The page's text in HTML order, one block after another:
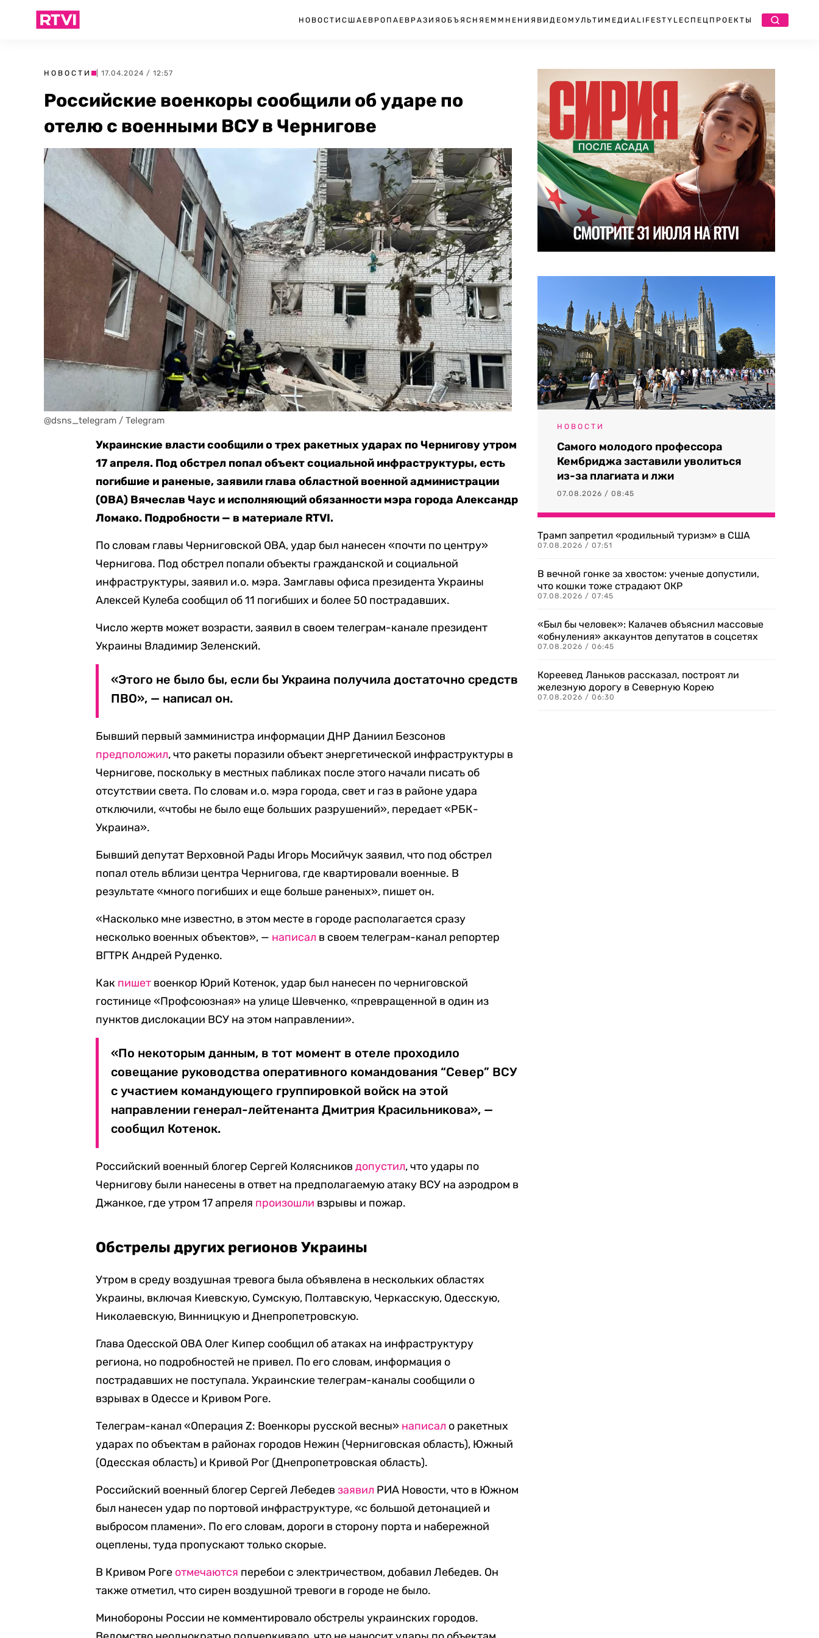
НОВОСТИ США ЕВРОПА ЕВРАЗИЯ ОБЪЯСНЯЕМ МНЕНИЯ ВИДЕО МУЛЬТИМЕДИА LIFESTYLEСПЕЦПРОЕКТЫ
НОВОСТИ | 17.04.2024 / 12:57
Российские военкоры сообщили об ударе по
отелю с военными ВСУ в Чернигове
@dsns_telegram / Telegram
Украинские власти сообщили о трех ракетных ударах по Чернигову утром
17 апреля. Под обстрел попал объект социальной инфраструктуры, есть
погибшие и раненые, заявили глава областной военной администрации
(ОВА) Вячеслав Чаус и исполняющий обязанности мэра города Александр
Ломако. Подробности — в материале RTVI.
По словам главы Черниговской ОВА, удар был нанесен «почти по центру»
Чернигова. Под обстрел попали объекты гражданской и социальной
инфраструктуры, заявил и.о. мэра. Замглавы офиса президента Украины
Алексей Кулеба сообщил об 11 погибших и более 50 пострадавших.
Число жертв может возрасти, заявил в своем телеграм-канале президент
Украины Владимир Зеленский.
«Этого не было бы, если бы Украина получила достаточно средств
ПВО», — написал он.
Бывший первый замминистра информации ДНР Даниил Безсонов
предположил, что ракеты поразили объект энергетической инфраструктуры в
Чернигове, поскольку в местных пабликах после этого начали писать об
отсутствии света. По словам и.о. мэра города, свет и газ в районе удара
отключили, «чтобы не было еще больших разрушений», передает «РБК-
Украина».
Бывший депутат Верховной Рады Игорь Мосийчук заявил, что под обстрел
попал отель вблизи центра Чернигова, где квартировали военные. В
результате «много погибших и еще больше раненых», пишет он.
«Насколько мне известно, в этом месте в городе располагается сразу
несколько военных объектов», — написал в своем телеграм-канал репортер
ВГТРК Андрей Руденко.
Как пишет военкор Юрий Котенок, удар был нанесен по черниговской
гостинице «Профсоюзная» на улице Шевченко, «превращенной в один из
пунктов дислокации ВСУ на этом направлении».
«По некоторым данным, в тот момент в отеле проходило
совещание руководства оперативного командования “Север” ВСУ
с участием командующего группировкой войск на этой
направлении генерал-лейтенанта Дмитрия Красильникова», —
сообщил Котенок.
Российский военный блогер Сергей Колясниковдопустил, что удары по
Чернигову были нанесены в ответ на предполагаемую атаку ВСУ на аэродром в
Джанкое, где утром 17 апреля произошли взрывы и пожар.
Обстрелы других регионов Украины
Утром в среду воздушная тревога была объявлена в нескольких областях
Украины, включая Киевскую, Сумскую, Полтавскую, Черкасскую, Одесскую,
Николаевскую, Винницкую и Днепропетровскую.
Глава Одесской ОВА Олег Кипер сообщил об атаках на инфраструктуру
региона, но подробностей не привел. По его словам, информация о
пострадавших не поступала. Украинские телеграм-каналы сообщили о
взрывах в Одессе и Кривом Роге.
Телеграм-канал «Операция Z: Военкоры русской весны» написал о ракетных
ударах по объектам в районах городов Нежин (Черниговская область), Южный
(Одесская область) и Кривой Рог (Днепропетровская область).
Российский военный блогер Сергей Лебедевзаявил РИА Новости, что в Южном
был нанесен удар по портовой инфраструктуре, «с большой детонацией и
выбросом пламени». По его словам, дороги в сторону порта и набережной
оцеплены, туда пропускают только скорые.
В Кривом Роге отмечаются перебои с электричеством, добавил Лебедев. Он
также отметил, что сирен воздушной тревоги в городе не было.
Минобороны России не комментировало обстрелы украинских городов.
НОВОСТИ
Самого молодого профессора
Кембриджа заставили уволиться
из-за плагиата и лжи
07.08.2026 / 08:45
Трамп запретил «родильный туризм» в США
07.08.2026 / 07:51
В вечной гонке за хвостом: ученые допустили,
что кошки тоже страдают ОКР
07.08.2026 / 07:45
«Был бы человек»: Калачев объяснил массовые
«обнуления» аккаунтов депутатов в соцсетях
07.08.2026 / 06:45
Кореевед Ланьков рассказал, построят ли
железную дорогу в Северную Корею
07.08.2026 / 06:30